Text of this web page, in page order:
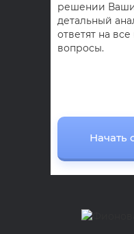
решении
детальный
ответят на
вопросы.